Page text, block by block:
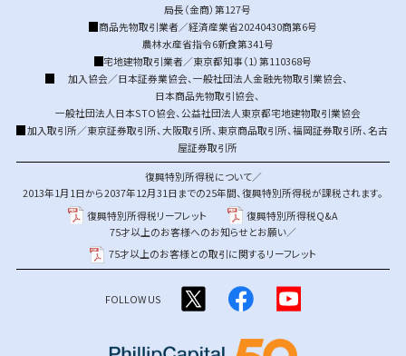
局長（金商）第127号
商品先物取引業者／経済産業省20240430商第6号
農林水産省指令6新食第341号
宅地建物取引業者／東京都知事（1）第110368号
加入協会／日本証券業協会、 一般社団法人金融先物取引業協会、
日本商品先物取引協会、
一般社団法人日本STO協会、 公益社団法人東京都宅地建物取引業協会
加入取引所／東京証券取引所、大阪取引所、 東京商品取引所、福岡証券取引所、名古
屋証券取引所
復興特別所得税について／
2013年1月1日から2037年12月31日までの25年間、復興特別所得税が課税されます。
復興特別所得税リーフレット
復興特別所得税Q&A
75才以上のお客様へのお知らせとお願い／
75才以上のお客様との取引に関するリーフレット
FOLLOW US